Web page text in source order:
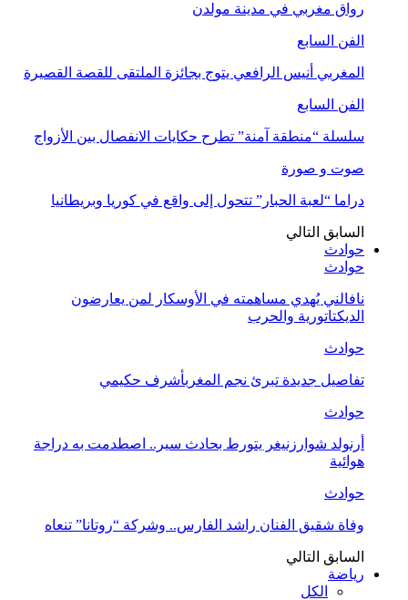
رواق مغربي في مدينة مولدن
الفن السابع
المغربي أنيس الرافعي يتوج بجائزة الملتقى للقصة القصيرة
الفن السابع
سلسلة “منطقة آمنة” تطرح حكايات الانفصال بين الأزواج
صوت و صورة
دراما “لعبة الحبار” تتحول إلى واقع في كوريا وبريطانيا
السابق التالي
حوادث
حوادث
نافالني يُهدي مساهمته في الأوسكار لمن يعارضون
الديكتاتورية والحرب
حوادث
تفاصيل جديدة تبرئ نجم المغربأشرف حكيمي
حوادث
أرنولد شوارزنيغر يتورط بحادث سير.. اصطدمت به دراجة
هوائية
حوادث
وفاة شقيق الفنان راشد الفارس.. وشركة “روتانا” تنعاه
السابق التالي
رياضة
الكل